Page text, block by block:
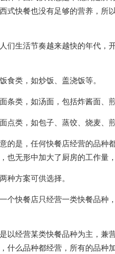
式快餐也没有足够的营养，所
生活节奏越来越快的年代，
类，如炒饭、盖浇饭等。
类，如汤面，包括炸酱面、煎
类，如包子、蒸饺、烧麦、煎
是，任何快餐店经营的品种
也无形中加大了厨房的工作量
方案可供选择。
快餐店只经营一类快餐品种
经营某类快餐品种为主，兼
什么品种都经营，所有的品种